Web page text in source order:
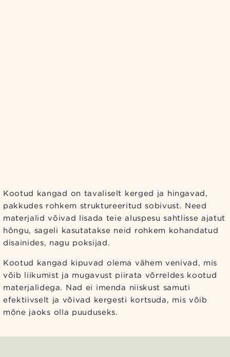
Kootud kangad on tavaliselt kerged ja hingavad,
pakkudes rohkem struktureeritud sobivust. Need
materjalid võivad lisada teie aluspesu sahtlisse ajatut
hõngu, sageli kasutatakse neid rohkem kohandatud
disainides, nagu poksijad.
Kootud kangad kipuvad olema vähem venivad, mis
võib liikumist ja mugavust piirata võrreldes kootud
materjalidega. Nad ei imenda niiskust samuti
efektiivselt ja võivad kergesti kortsuda, mis võib
mõne jaoks olla puuduseks.